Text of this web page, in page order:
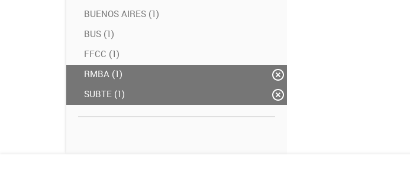
BUENOS AIRES (1)
BUS (1)
FFCC (1)
RMBA (1)
SUBTE (1)